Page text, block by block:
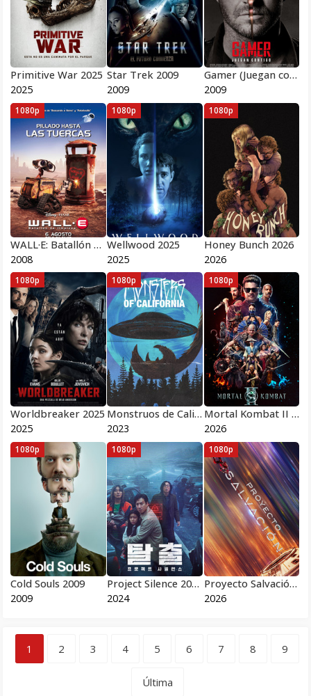
Primitive War 2025
2025
Star Trek 2009
2009
Gamer (Juegan contigo) 2009
2009
WALL·E: Batallón de limpieza 2008
2008
1080p
Wellwood 2025
2025
1080p
Honey Bunch 2026
2026
1080p
Worldbreaker 2025
2025
1080p
Monstruos de California 2023
2023
1080p
Mortal Kombat II 2026
2026
1080p
Cold Souls 2009
2009
1080p
Project Silence 2024
2024
1080p
Proyecto Salvación 2026
2026
1080p
1 2 3 4 5 6 7 8 9
Última